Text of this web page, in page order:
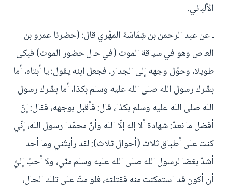
الألباني.
ـ عن عبد الرحمن بن شِمَاسَة المهْري قال: (حضرنا عمرو بن
العاص وهو في سياقة الموت (في حال حضور الموت) فبكى
طويلا، وحوّل وجهه إلى الجدار، فجعل ابنه يقول: يا أبتاه، أما
بشّرك رسول الله صلى الله عليه وسلم بكذا، أما بشّرك رسول
الله صلى الله عليه وسلم بكذا، قال: فأقبل بوجهه، فقال: إنّ
أفضل ما نعدّ: شهادة ألا إله إلّا الله وأنَّ محمّدا رسول الله، إنّي
كنت على أطباق ثلاث (أحوال ثلاث): لقد رأيتُني وما أحد
أشدّ بغضا لرسول الله صلى الله عليه وسلم منّي، ولا أحبّ إليَّ
أن أكون قد استمكنت منه فقتلته، فلو متّ على تلك الحال،